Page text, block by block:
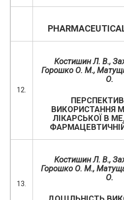
12.
Костишин Л. В.,
Горошко О. М.,
О.
ВИКОРИСТАННЯ
ЛІКАРСЬКОЇ В
13.
Костишин Л. В.,
Горошко О. М.,
О.